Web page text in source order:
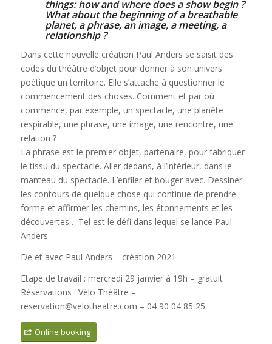
things: how and where does a show begin ?
What about the beginning of a breathable
planet, a phrase, an image, a meeting, a
relationship ?
Dans cette nouvelle création Paul Anders se saisit des
codes du théâtre d’objet pour donner à son univers
poétique un territoire. Elle s’attache à questionner le
commencement des choses. Comment et par où
commence, par exemple, un spectacle, une planète
respirable, une phrase, une image, une rencontre, une
relation ?
La phrase est le premier objet, partenaire, pour fabriquer
le tissu du spectacle. Aller dedans, à l’intérieur, dans le
manteau du spectacle. L’enfiler et bouger avec. Dessiner
les contours de quelque chose qui continue de prendre
forme et affirmer les chemins, les étonnements et les
découvertes… Tel est le défi dans lequel se lance Paul
Anders.
De et avec Paul Anders – création 2021
Etape de travail : mercredi 29 janvier à 19h – gratuit
Réservations : Vélo Théâtre –
reservation@velotheatre.com – 04 90 04 85 25
Online booking